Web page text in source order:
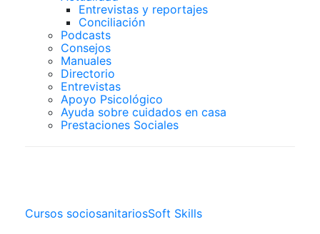
Entrevistas y reportajes
Conciliación
Podcasts
Consejos
Manuales
Directorio
Entrevistas
Apoyo Psicológico
Ayuda sobre cuidados en casa
Prestaciones Sociales
Cursos sociosanitariosSoft Skills